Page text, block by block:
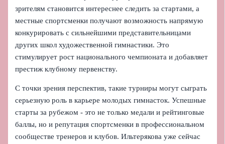
зрителям становится интереснее следить за стартами, а
местные спортсменки получают возможность напрямую
конкурировать с сильнейшими представительницами
других школ художественной гимнастики. Это
стимулирует рост национального чемпионата и добавляет
престиж клубному первенству.
С точки зрения перспектив, такие турниры могут сыграть
серьезную роль в карьере молодых гимнасток. Успешные
старты за рубежом - это не только медали и рейтинговые
баллы, но и репутация спортсменки в профессиональном
сообществе тренеров и клубов. Ильтерякова уже сейчас